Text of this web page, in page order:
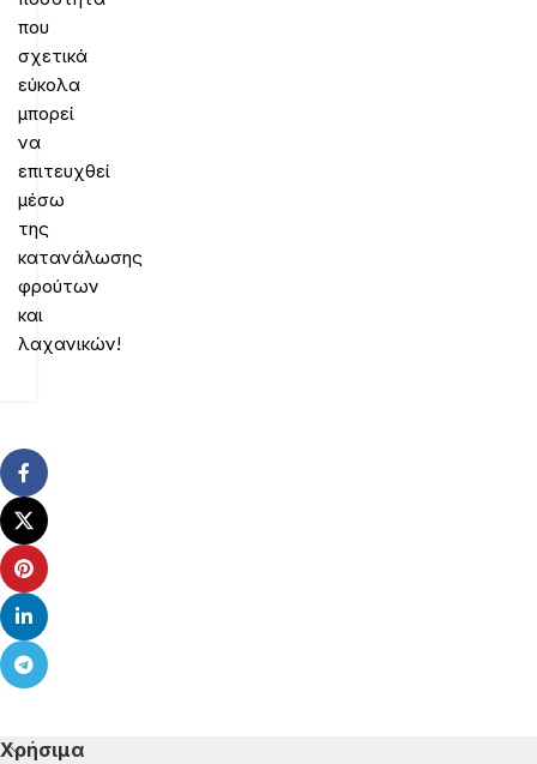
που
σχετικά
εύκολα
μπορεί
να
επιτευχθεί
μέσω
της
κατανάλωσης
φρούτων
και
λαχανικών!
Χρήσιμα